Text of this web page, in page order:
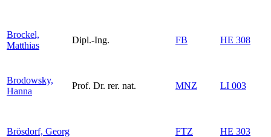
Brockel,
Matthias
Dipl.-Ing. FB HE 308
Brodowsky,
Hanna
Prof. Dr. rer. nat. MNZ LI 003
Brösdorf, Georg FTZ HE 303